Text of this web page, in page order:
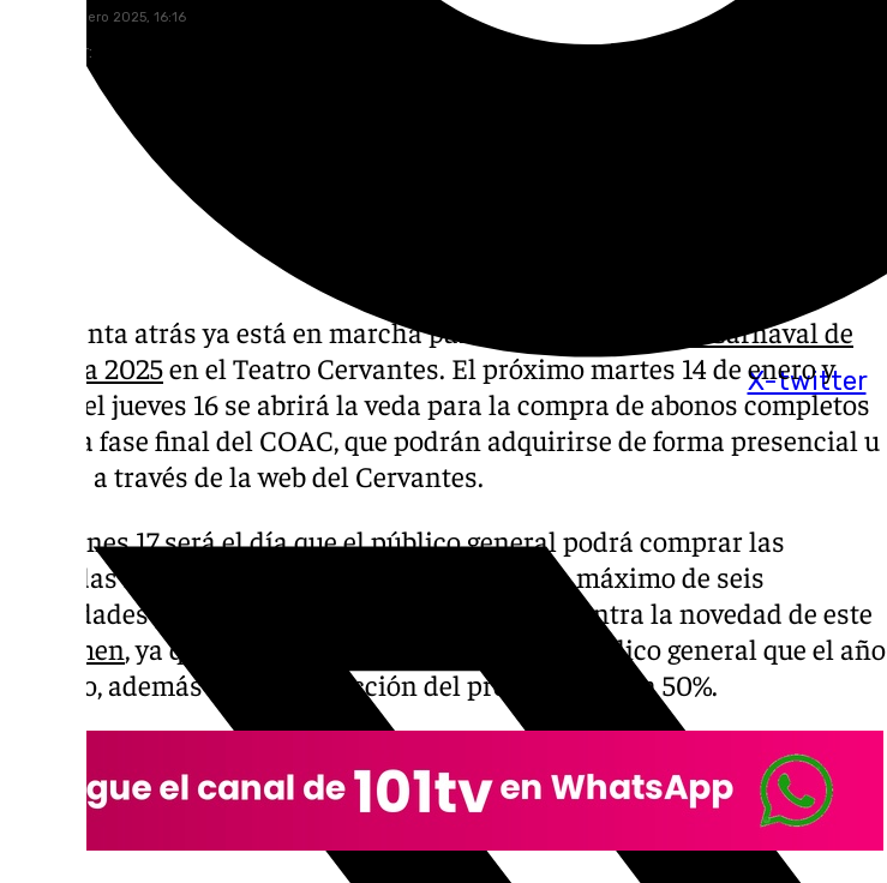
X-twitter
jueves, 9 enero 2025, 16:16
Compartir:
La cuenta atrás ya está en marcha para la
celebración del Carnaval de
Málaga 2025en el Teatro Cervantes. El próximo martes 14 de enero y
hasta el jueves 16 se abrirá la veda para la compra de abonos completos
para la fase final del COAC, que podrán adquirirse de forma presencial u
online a través de la web del Cervantes.
El viernes 17 será el día que el público general podrá comprar las
entradas individuales, pudiéndose adquirir un máximo de seis
localidades por persona. Aquí es donde se encuentra la novedad de este
certamen, ya que habrá 170 plazas más para el público general que el año
pasado, además de una reducción del protocolo en un 50%.